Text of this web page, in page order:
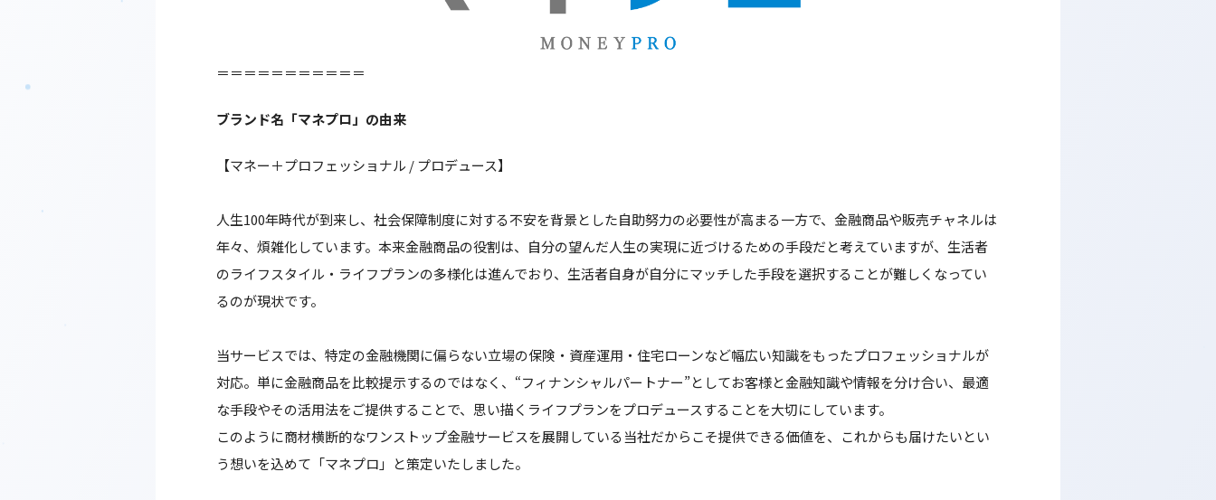
＝＝＝＝＝＝＝＝＝＝＝
ブランド名「マネプロ」の由来
【マネー＋プロフェッショナル / プロデュース】
人生100年時代が到来し、社会保障制度に対する不安を背景とした自助努力の必要性が高まる一方で、金融商品や販売チャネルは
年々、煩雑化しています。本来金融商品の役割は、自分の望んだ人生の実現に近づけるための手段だと考えていますが、生活者
のライフスタイル・ライフプランの多様化は進んでおり、生活者自身が自分にマッチした手段を選択することが難しくなってい
るのが現状です。
当サービスでは、特定の金融機関に偏らない立場の保険・資産運用・住宅ローンなど幅広い知識をもったプロフェッショナルが
対応。単に金融商品を比較提示するのではなく、“フィナンシャルパートナー”としてお客様と金融知識や情報を分け合い、最適
な手段やその活用法をご提供することで、思い描くライフプランをプロデュースすることを大切にしています。
このように商材横断的なワンストップ金融サービスを展開している当社だからこそ提供できる価値を、これからも届けたいとい
う想いを込めて「マネプロ」と策定いたしました。